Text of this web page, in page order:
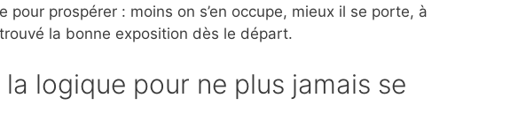
pour prospérer : moins on s’en occupe, mieux il se porte, à
la bonne exposition dès le départ.
logique pour ne plus jamais se